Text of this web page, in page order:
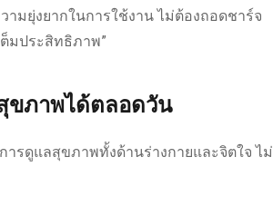
มยุ่งยากในการใช้งาน ไม่ต้องถอดชาร์จ
มประสิทธิภาพ”
ภาพได้ตลอดวัน
รดูแลสุขภาพทั้งด้านร่างกายและจิตใจ ไม่